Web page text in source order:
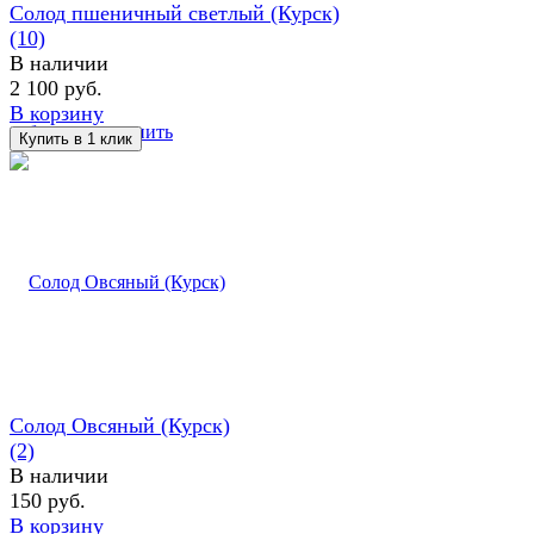
избранное сравнить
Солод пшеничный светлый (Курск)
(10)
В наличии
2 100 руб.
В корзину
Солод Овсяный (Курск)
(2)
В наличии
150 руб.
В корзину